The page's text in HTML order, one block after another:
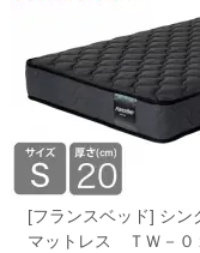
[フランスベッド] シン
マットレス ＴＷ－０